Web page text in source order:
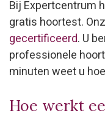
Bij Expertcentrum
gratis hoortest.
gecertificeerd. U
professionele
minuten weet u
Hoe werkt